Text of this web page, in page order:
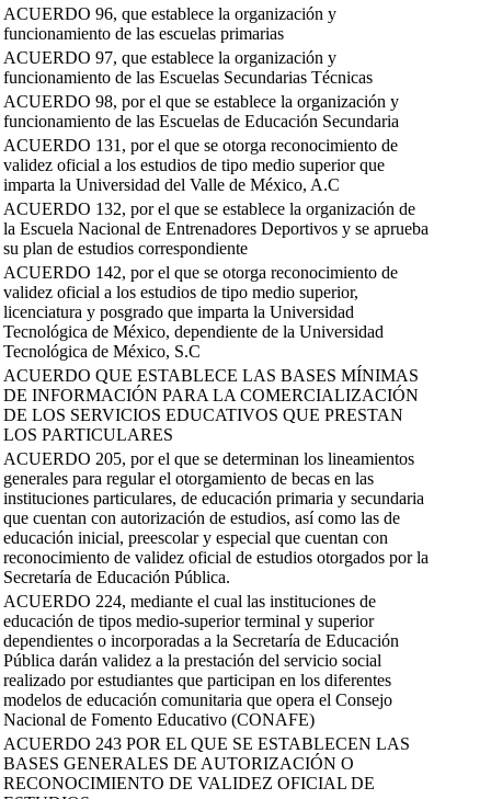
ACUERDO 96, que establece la organización y
funcionamiento de las escuelas primarias
ACUERDO 97, que establece la organización y
funcionamiento de las Escuelas Secundarias Técnicas
ACUERDO 98, por el que se establece la organización y
funcionamiento de las Escuelas de Educación Secundaria
ACUERDO 131, por el que se otorga reconocimiento de
validez oficial a los estudios de tipo medio superior que
imparta la Universidad del Valle de México, A.C
ACUERDO 132, por el que se establece la organización de
la Escuela Nacional de Entrenadores Deportivos y se aprueba
su plan de estudios correspondiente
ACUERDO 142, por el que se otorga reconocimiento de
validez oficial a los estudios de tipo medio superior,
licenciatura y posgrado que imparta la Universidad
Tecnológica de México, dependiente de la Universidad
Tecnológica de México, S.C
ACUERDO QUE ESTABLECE LAS BASES MÍNIMAS
DE INFORMACIÓN PARA LA COMERCIALIZACIÓN
DE LOS SERVICIOS EDUCATIVOS QUE PRESTAN
LOS PARTICULARES
ACUERDO 205, por el que se determinan los lineamientos
generales para regular el otorgamiento de becas en las
instituciones particulares, de educación primaria y secundaria
que cuentan con autorización de estudios, así como las de
educación inicial, preescolar y especial que cuentan con
reconocimiento de validez oficial de estudios otorgados por la
Secretaría de Educación Pública.
ACUERDO 224, mediante el cual las instituciones de
educación de tipos medio-superior terminal y superior
dependientes o incorporadas a la Secretaría de Educación
Pública darán validez a la prestación del servicio social
realizado por estudiantes que participan en los diferentes
modelos de educación comunitaria que opera el Consejo
Nacional de Fomento Educativo (CONAFE)
ACUERDO 243 POR EL QUE SE ESTABLECEN LAS
BASES GENERALES DE AUTORIZACIÓN O
RECONOCIMIENTO DE VALIDEZ OFICIAL DE